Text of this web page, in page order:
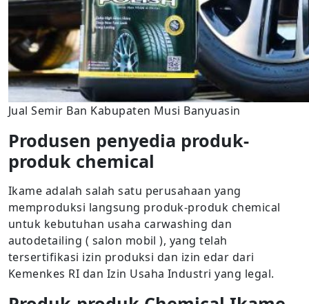
Jual Semir Ban Kabupaten Musi Banyuasin
Produsen penyedia produk-
produk chemical
Ikame adalah salah satu perusahaan yang
memproduksi langsung produk-produk chemical
untuk kebutuhan usaha carwashing dan
autodetailing ( salon mobil ), yang telah
tersertifikasi izin produksi dan izin edar dari
Kemenkes RI dan Izin Usaha Industri yang legal.